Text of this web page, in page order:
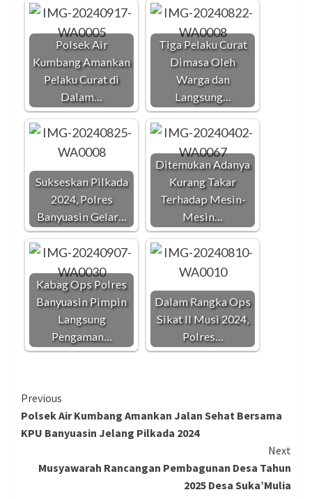
Polsek Air
Kumbang Amankan
Pelaku Curat di
Dalam…
Tiga Pelaku Curat
Dimasa Oleh
Warga dan
Langsung…
Sukseskan Pilkada
2024, Polres
Banyuasin Gelar…
Ditemukan Adanya
Kurang Takar
Terhadap Mesin-
Mesin…
Kabag Ops Polres
Banyuasin Pimpin
Langsung
Pengaman…
Dalam Rangka Ops
Sikat II Musi 2024,
Polres…
Continue
Reading
Previous
Polsek Air Kumbang Amankan Jalan Sehat Bersama
KPU Banyuasin Jelang Pilkada 2024
Next
Musyawarah Rancangan Pembagunan Desa Tahun
2025 Desa Suka’Mulia